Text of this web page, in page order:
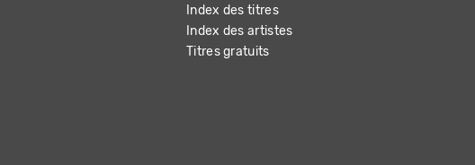
Index des titres
Index des artistes
Titres gratuits